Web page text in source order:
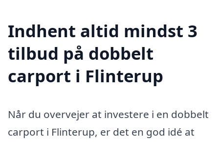
Indhent altid mindst 3
tilbud på dobbelt
carport i Flinterup
Når du overvejer at investere i en dobbelt
carport i Flinterup, er det en god idé at